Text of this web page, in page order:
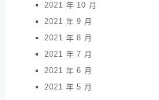
2021 年 10 月
2021 年 9 月
2021 年 8 月
2021 年 7 月
2021 年 6 月
2021 年 5 月